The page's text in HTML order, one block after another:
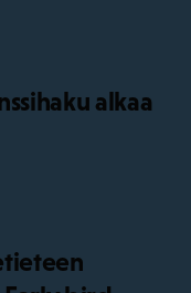
alkaa